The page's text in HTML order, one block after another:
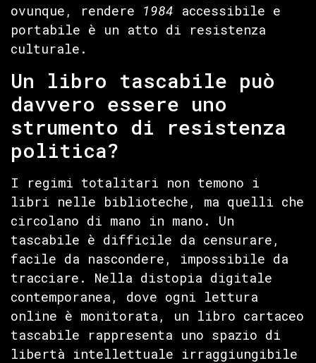
ovunque, rendere 1984 accessibile e
portabile è un atto di resistenza
culturale.
Un libro tascabile può
davvero essere uno
strumento di resistenza
politica?
I regimi totalitari non temono i
libri nelle biblioteche, ma quelli che
circolano di mano in mano. Un
tascabile è difficile da censurare,
facile da nascondere, impossibile da
tracciare. Nella distopia digitale
contemporanea, dove ogni lettura
online è monitorata, un libro cartaceo
tascabile rappresenta uno spazio di
libertà intellettuale irraggiungibile